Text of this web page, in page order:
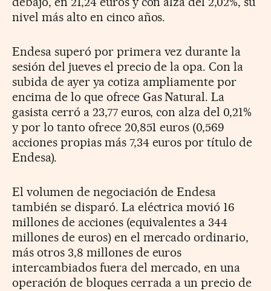
nivel más alto en cinco años.
Endesa superó por primera vez durante la
sesión del jueves el precio de la opa. Con la
subida de ayer ya cotiza ampliamente por
encima de lo que ofrece Gas Natural. La
gasista cerró a 23,77 euros, con alza del 0,21%
y por lo tanto ofrece 20,851 euros (0,569
acciones propias más 7,34 euros por título de
Endesa).
El volumen de negociación de Endesa
también se disparó. La eléctrica movió 16
millones de acciones (equivalentes a 344
millones de euros) en el mercado ordinario,
más otros 3,8 millones de euros
intercambiados fuera del mercado, en una
operación de bloques cerrada a un precio de